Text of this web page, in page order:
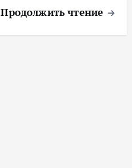
Продолжить чтение